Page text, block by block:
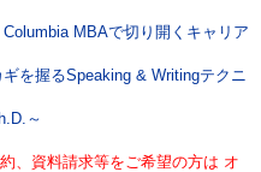
MBAで切り開くキャリア
を握るSpeaking & Writingテクニ
～
、資料請求等をご希望の方は オ